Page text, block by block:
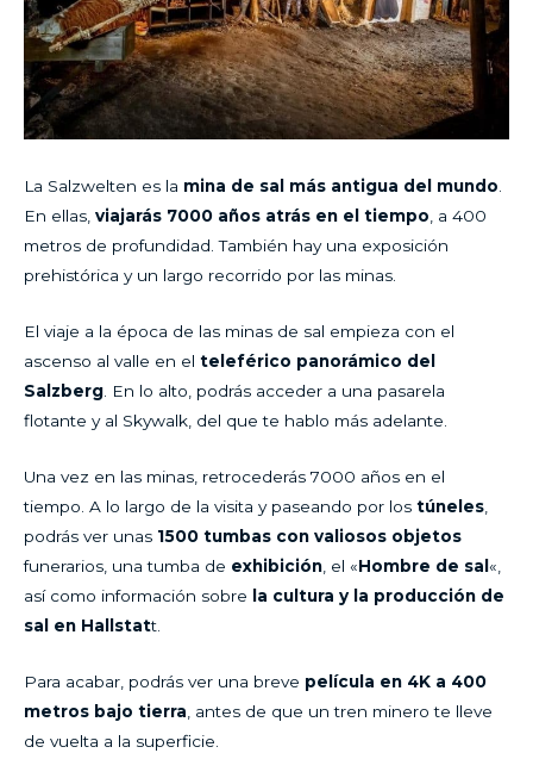
La Salzwelten es la mina de sal más antigua del mundo
En ellas, viajarás 7000 años atrás en el tiempo , a 400
metros de profundidad. También hay una exposición
prehistórica y un largo recorrido por las minas.
El viaje a la época de las minas de sal empieza con el
ascenso al valle en el teleférico panorámico del
Salzberg . En lo alto, podrás acceder a una pasarela
flotante y al Skywalk, del que te hablo más adelante.
Una vez en las minas, retrocederás 7000 años en el
tiempo. A lo largo de la visita y paseando por los túneles
podrás ver unas 1500 tumbas con valiosos objetos
funerarios, una tumba de exhibición , el «Hombre de sal «,
así como información sobre
la cultura y la producción de
sal en Hallstatt.
Para acabar, podrás ver una breve película en 4K a 400
metros bajo tierra , antes de que un tren minero te lleve
de vuelta a la superficie.